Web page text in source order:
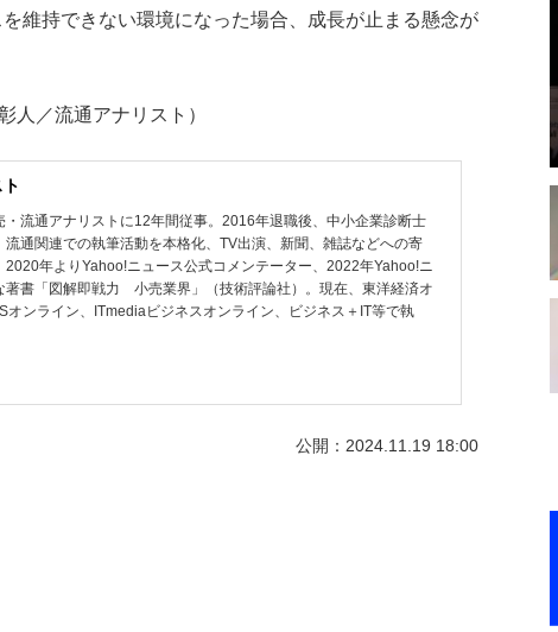
維持できない環境になった場合、成長が止まる懸念が
人／流通アナリスト）
流通アナリストに12年間従事。2016年退職後、中小企業診断士
流通関連での執筆活動を本格化、TV出演、新聞、雑誌などへの寄
年よりYahoo!ニュース公式コメンテーター、2022年Yahoo!ニ
著書「図解即戦力 小売業界」（技術評論社）。現在、東洋経済オ
オンライン、ITmediaビジネスオンライン、ビジネス＋IT等で執
公開：2024.11.19 18:00